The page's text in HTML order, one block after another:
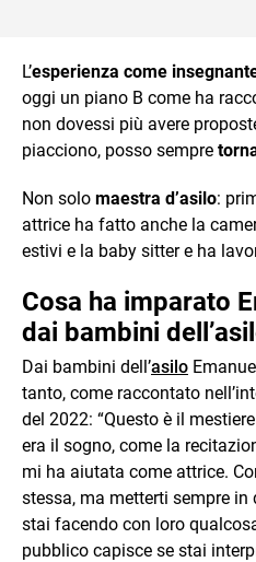
L’esperienza come
oggi un piano B come ha
non dovessi più avere
piacciono, posso sempre
Non solo maestra d’asilo:
attrice ha fatto anche la
estivi e la baby sitter e ha
Cosa ha imparato
dai bambini
Dai bambini dell’asilo
tanto, come raccontato
del 2022: “Questo è il
era il sogno, come la
mi ha aiutata come attrice.
stessa, ma metterti sempre in
stai facendo con loro
pubblico capisce se stai